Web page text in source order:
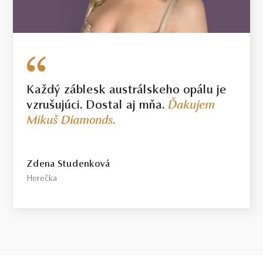
diamantoch o hmotnosti 0.30ct a vyššej bude dodržaná uvedená
alebo vyššia hmotnosť. Hmotnosť drahého kovu sa pri takýchto
šperkoch môže od uvedenej hmotnosti líšiť o 20%.
Každý záblesk austrálskeho opálu je
vzrušujúci. Dostal aj mňa.Ďakujem
Mikuš Diamonds.
Zdena Studenková
Herečka